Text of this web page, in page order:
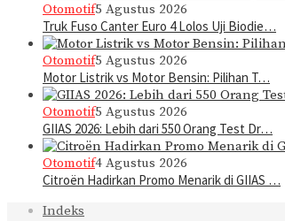
Otomotif5 Agustus 2026
Truk Fuso Canter Euro 4 Lolos Uji Biodie…
Otomotif5 Agustus 2026
Motor Listrik vs Motor Bensin: Pilihan T…
Otomotif5 Agustus 2026
GIIAS 2026: Lebih dari 550 Orang Test Dr…
Otomotif4 Agustus 2026
Citroën Hadirkan Promo Menarik di GIIAS …
Indeks